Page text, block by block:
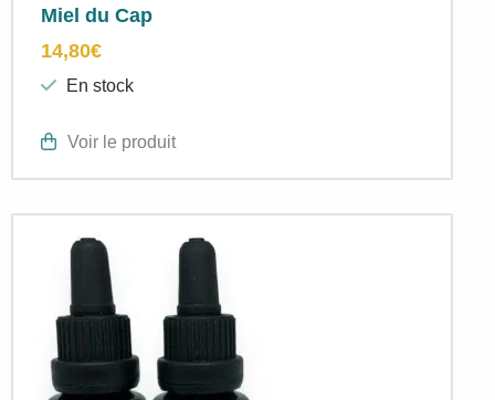
Miel du Cap
14,80€
En stock
Voir le produit